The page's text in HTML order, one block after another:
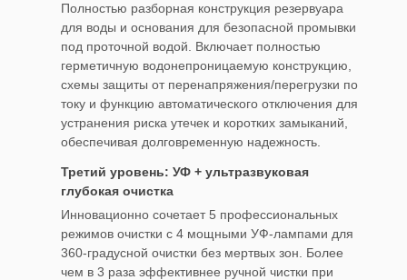
Полностью разборная конструкция резервуара
для воды и основания для безопасной промывки
под проточной водой. Включает полностью
герметичную водонепроницаемую конструкцию,
схемы защиты от перенапряжения/перегрузки по
току и функцию автоматического отключения для
устранения риска утечек и коротких замыканий,
обеспечивая долговременную надежность.
Третий уровень: УФ + ультразвуковая
глубокая очистка
Инновационно сочетает 5 профессиональных
режимов очистки с 4 мощными УФ-лампами для
360-градусной очистки без мертвых зон. Более
чем в 3 раза эффективнее ручной чистки при